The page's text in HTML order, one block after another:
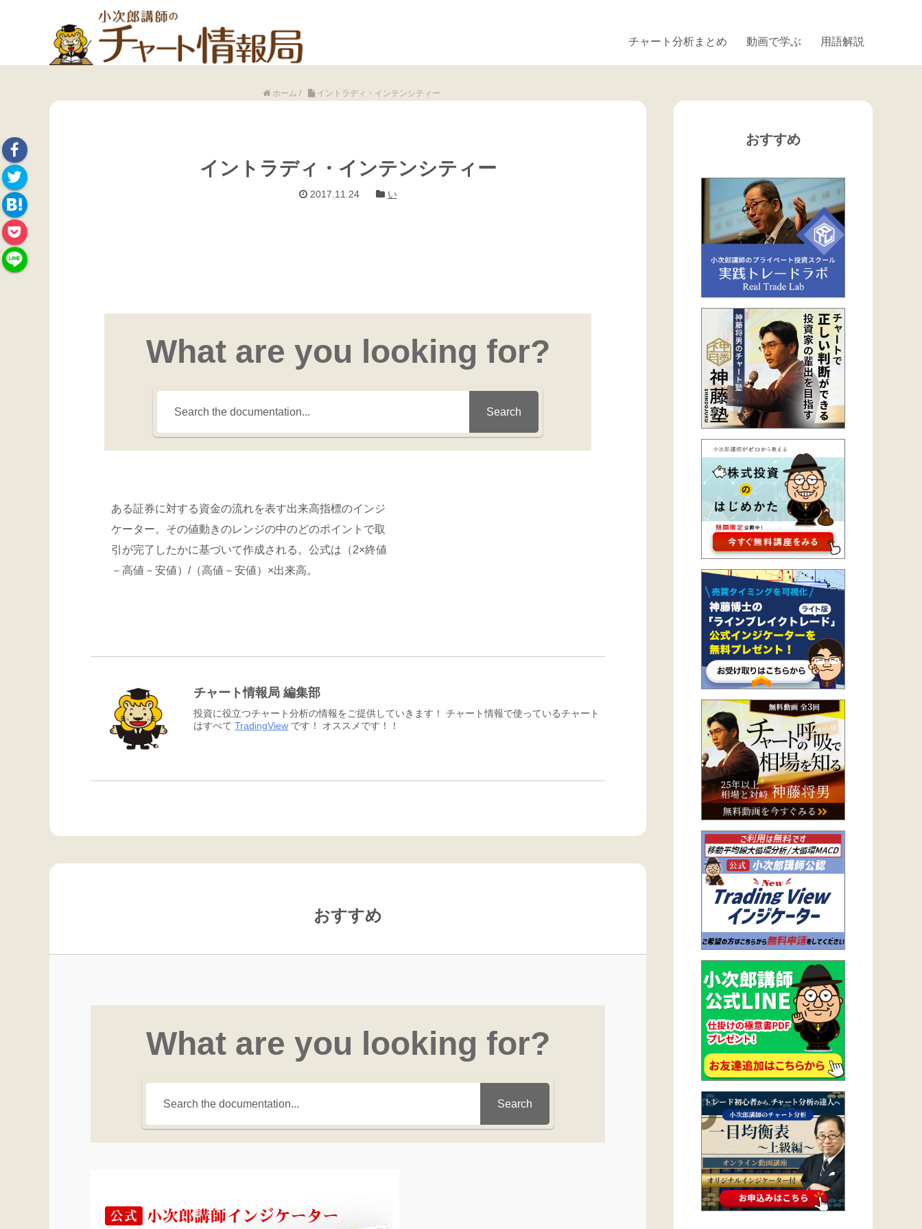
チャート分析まとめ 動画で学ぶ 用語解説
ホーム / イントラディ・インテンシティー
イントラディ・インテンシティー
2017.11.24 い
What are you looking for?
Search
ある証券に対する資金の流れを表す出来高指標のインジ
ケーター。その値動きのレンジの中のどのポイントで取
引が完了したかに基づいて作成される。公式は（2×終値
－高値－安値）/（高値－安値）×出来高。
Face
book
Twitte
r
Hate
na
Pock
チャート情報局 編集部
投資に役立つチャート分析の情報をご提供していきます！ チャート情報で使っているチャート
はすべて TradingView です！ オススメです！！
おすすめ
What are you looking for?
Search
おすすめ